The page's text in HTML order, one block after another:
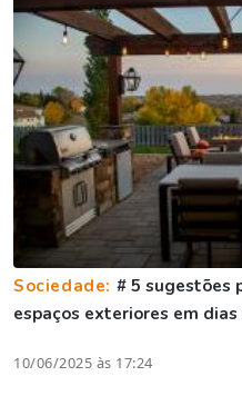
Sociedade: # 5 sugestões
espaços exteriores em
10/06/2025 às 17:24